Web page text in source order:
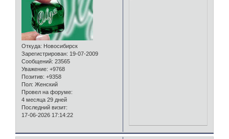
Откуда: Новосибирск
Зарегистрирован: 19-07-2009
Сообщений: 23565
Уважение: +9768
Позитив: +9358
Пол: Женский
Провел на форуме:
4 месяца 29 дней
Последний визит:
17-06-2026 17:14:22